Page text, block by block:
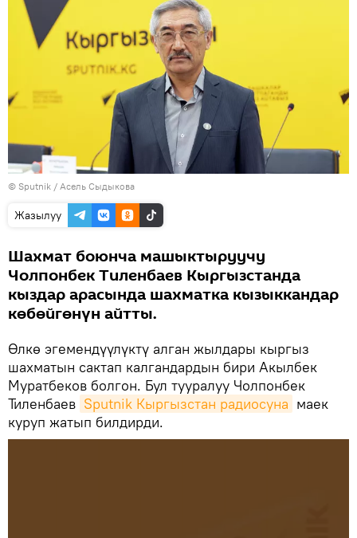
© Sputnik / Асель Сыдыкова
Жазылуу
Шахмат боюнча машыктыруучу
Чолпонбек Тиленбаев Кыргызстанда
кыздар арасында шахматка кызыккандар
көбөйгөнүн айтты.
Өлкө эгемендүүлүктү алган жылдары кыргыз
шахматын сактап калгандардын бири Акылбек
Муратбеков болгон. Бул тууралуу Чолпонбек
Тиленбаев Sputnik Кыргызстан радиосуна маек
куруп жатып билдирди.